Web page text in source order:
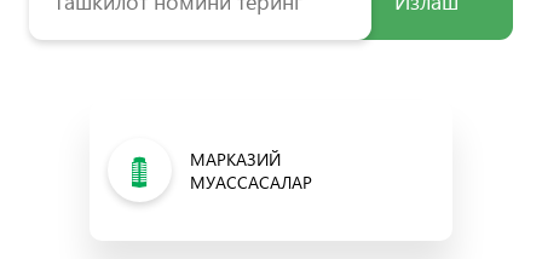
МАРКАЗИЙ
МУАССАСАЛАР